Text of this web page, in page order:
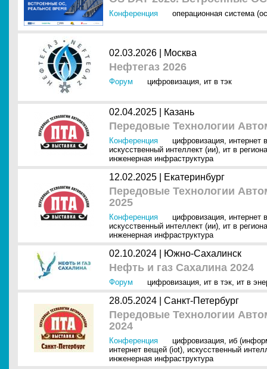
Конференция операционная система
02.03.2026 | Москва
Нефтегаз 2026
Форум цифровизация, ит в тэк
02.04.2025 | Казань
Передовые Технологии
Конференция цифровизация, интернет
искусственный интеллект (ии), ит в
инженерная инфраструктура
12.02.2025 | Екатеринбург
Передовые Технологии
2025
Конференция цифровизация, интернет
искусственный интеллект (ии), ит в
инженерная инфраструктура
02.10.2024 | Южно-Сахалинск
Нефть и газ Сахалина 2024
Форум цифровизация, ит в тэк, ит в
28.05.2024 | Санкт-Петербург
Передовые Технологии
2024
Конференция цифровизация, иб
интернет вещей (iot), искусственный
инженерная инфраструктура